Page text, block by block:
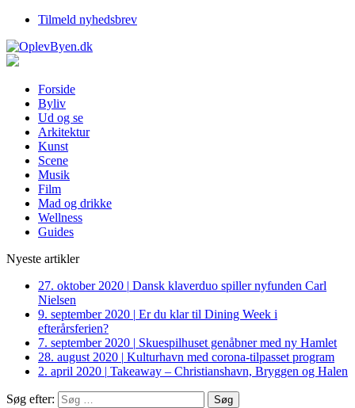
Tilmeld nyhedsbrev
Forside
Byliv
Ud og se
Arkitektur
Kunst
Scene
Musik
Film
Mad og drikke
Wellness
Guides
Nyeste artikler
27. oktober 2020 | Dansk klaverduo spiller nyfunden Carl
Nielsen
9. september 2020 | Er du klar til Dining Week i
efterårsferien?
7. september 2020 | Skuespilhuset genåbner med ny Hamlet
28. august 2020 | Kulturhavn med corona-tilpasset program
2. april 2020 | Takeaway – Christianshavn, Bryggen og Halen
Søg efter: